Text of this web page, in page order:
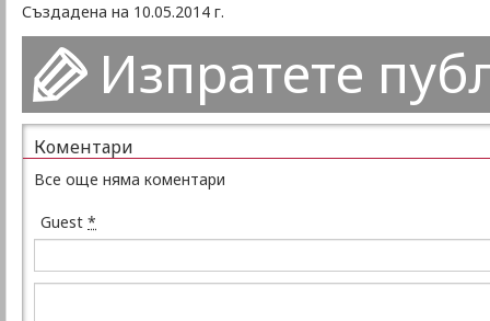
Създадена на 10.05.2014 г.
Изпратете
Коментари
Все още няма коментари
Guest *